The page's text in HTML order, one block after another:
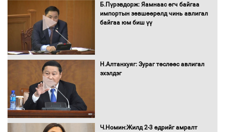
орчныг бүрдүүллээ
Б.Пүрэвдорж: Яамнаас өгч байгаа
импортын зөвшөөрөлд чинь авлигал
байгаа юм биш үү
Н.Алтанхуяг: Зураг төслөөс авлигал
эхэлдэг
Ч.Номин:Жилд 2-3 өдрийг амралт